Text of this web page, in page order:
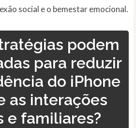
social e o bemestar emocional.
podem
para reduzir
do iPhone
as interações
e familiares?